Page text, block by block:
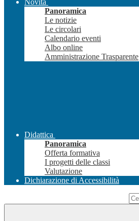
Novità
Panoramica
Le notizie
Le circolari
Calendario eventi
Albo online
Amministrazione Trasparente
Didattica
Panoramica
Offerta formativa
I progetti delle classi
Valutazione
Dichiarazione di Accessibilità